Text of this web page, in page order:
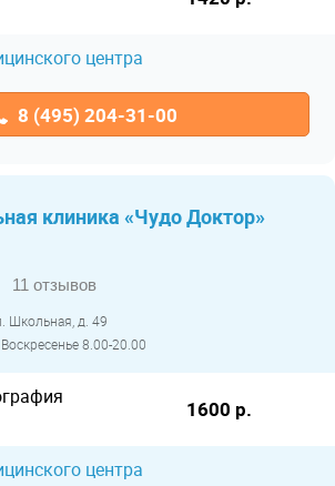
центра
8 (495) 204-31-00
клиника «Чудо Доктор»
11 отзывов
Школьная, д. 49
8.00-20.00
1600 р.
центра